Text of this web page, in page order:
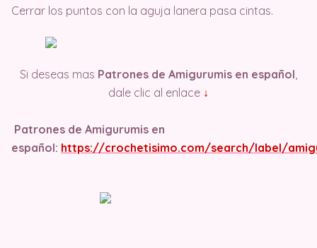
Cerrar los puntos con la aguja lanera pasa cintas.
Si deseas mas Patrones de Amigurumis en español,
dale clic al enlace ↓
Patrones de Amigurumis en
español: https://crochetisimo.com/search/label/